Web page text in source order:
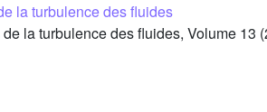
la turbulence des fluides
la turbulence des fluides, Volume 13